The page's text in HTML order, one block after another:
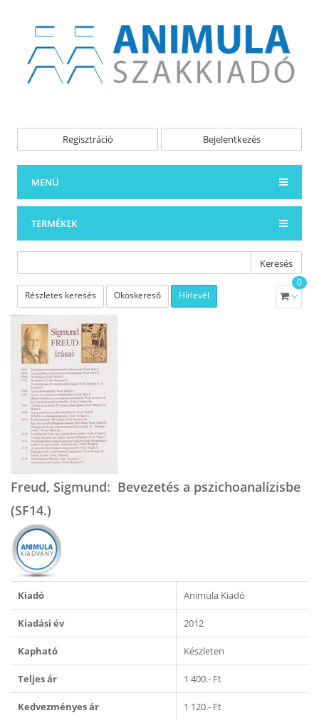
Regisztráció Bejelentkezés
MENÜ
TERMÉKEK
Keresés
Részletes keresés Okoskereső Hírlevél
0
Freud, Sigmund: Bevezetés a pszichoanalízisbe
(SF14.)
Kiadó Animula Kiadó
Kiadási év 2012
Kapható Készleten
Teljes ár 1 400.- Ft
Kedvezményes ár 1 120.- Ft